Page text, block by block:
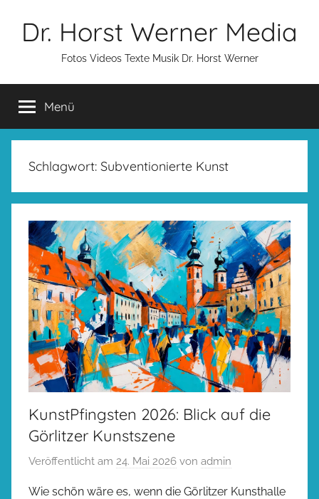
InhaltDr. Horst Werner Media
Fotos Videos Texte Musik Dr. Horst Werner
Menü
Schlagwort: Subventionierte Kunst
KunstPfingsten 2026: Blick auf die
Görlitzer Kunstszene
Veröffentlicht am 24. Mai 2026 von admin
Wie schön wäre es, wenn die Görlitzer Kunsthalle